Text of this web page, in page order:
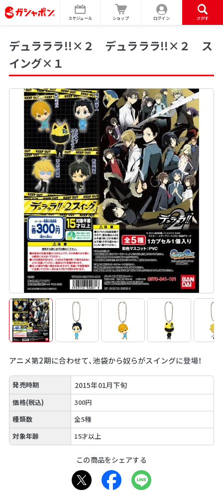
スケジュール ショップ ログイン さがす
デュラララ!!×２ デュラララ!!×２ ス
イング×１
アニメ第2期に合わせて、池袋から奴らがスイングに登場！
発売時期 2015年01月下旬
価格(税込)
300円
種類数
全5種
対象年齢
15才以上
この商品をシェアする